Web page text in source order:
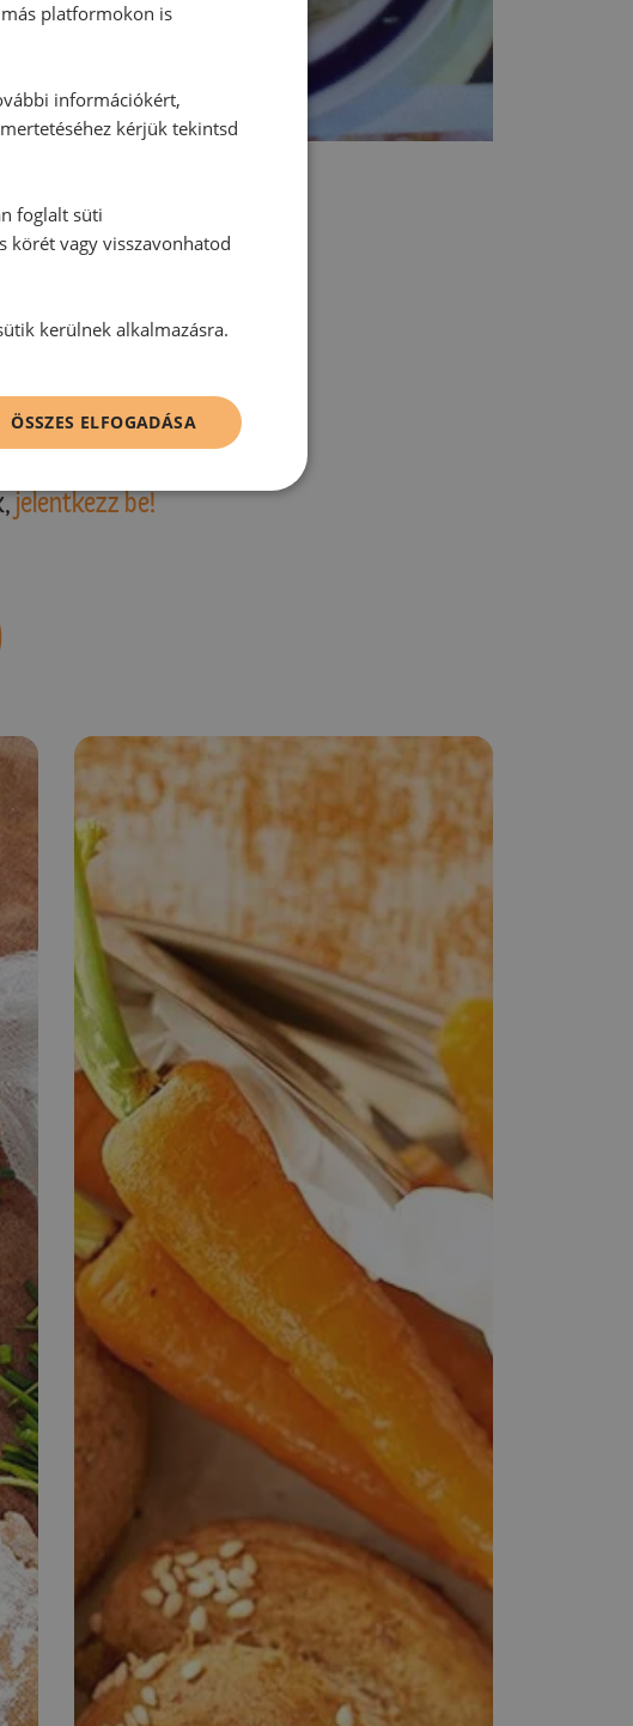
érkezett hozzászólás.
jelentkezz be!
más platformokon is
információkért,
kérjük tekintsd
foglalt süti
körét vagy visszavonhatod
kerülnek alkalmazásra.
ÖSSZES ELFOGADÁSA